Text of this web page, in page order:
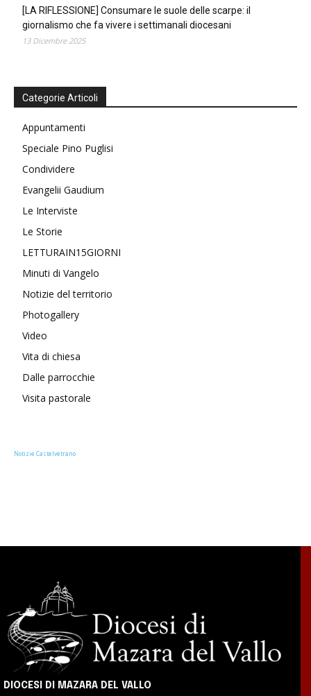
[LA RIFLESSIONE] Consumare le suole delle scarpe: il
giornalismo che fa vivere i settimanali diocesani
13 Dicembre 2025
Categorie Articoli
Appuntamenti
Speciale Pino Puglisi
Condividere
Evangelii Gaudium
Le Interviste
Le Storie
LETTURAIN15GIORNI
Minuti di Vangelo
Notizie del territorio
Photogallery
Video
Vita di chiesa
Dalle parrocchie
Visita pastorale
Notizie Castelvetrano
DIOCESI DI MAZARA DEL VALLO